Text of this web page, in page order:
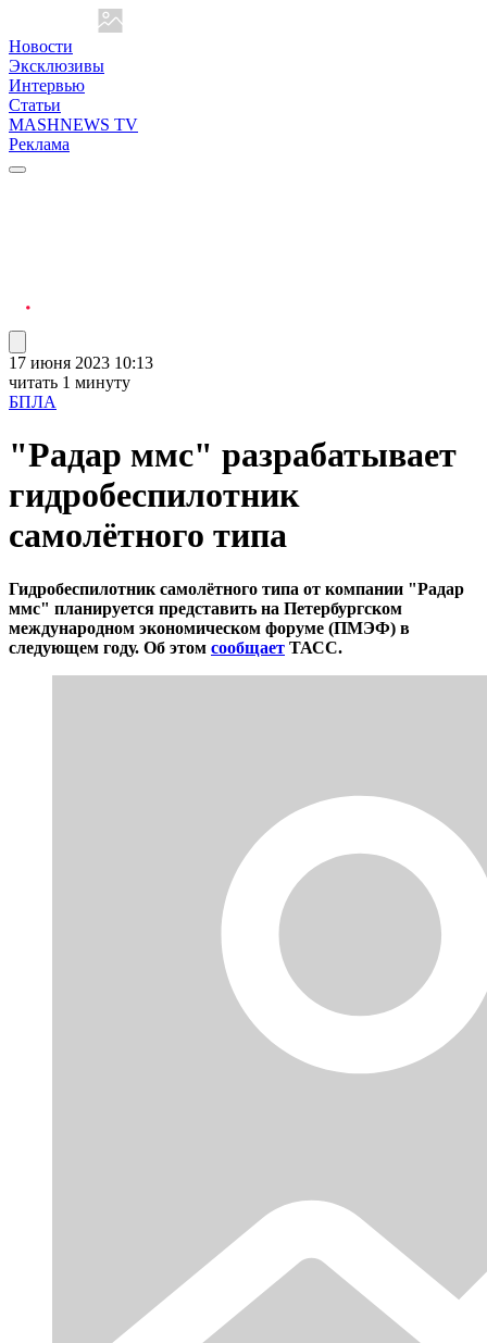
Новости
Эксклюзивы
Интервью
Статьи
MASHNEWS TV
Реклама
17 июня 2023 10:13
читать 1 минуту
БПЛА
"Радар ммс" разрабатывает
гидробеспилотник
самолётного типа
Гидробеспилотник самолётного типа от компании "Радар
ммс" планируется представить на Петербургском
международном экономическом форуме (ПМЭФ) в
следующем году. Об этом сообщает ТАСС.